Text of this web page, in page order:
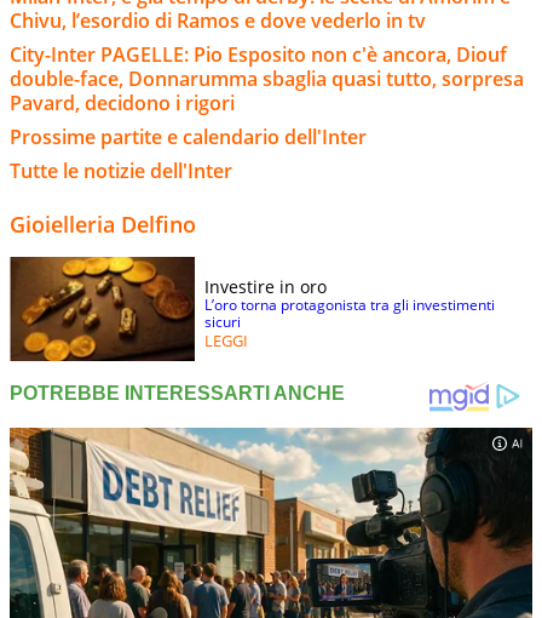
Chivu, l’esordio di Ramos e dove vederlo in tv
City-Inter PAGELLE: Pio Esposito non c'è ancora, Diouf
double-face, Donnarumma sbaglia quasi tutto, sorpresa
Pavard, decidono i rigori
Prossime partite e calendario dell'Inter
Tutte le notizie dell'Inter
Gioielleria Delfino
Investire in oro
L’oro torna protagonista tra gli investimenti
sicuri
LEGGI